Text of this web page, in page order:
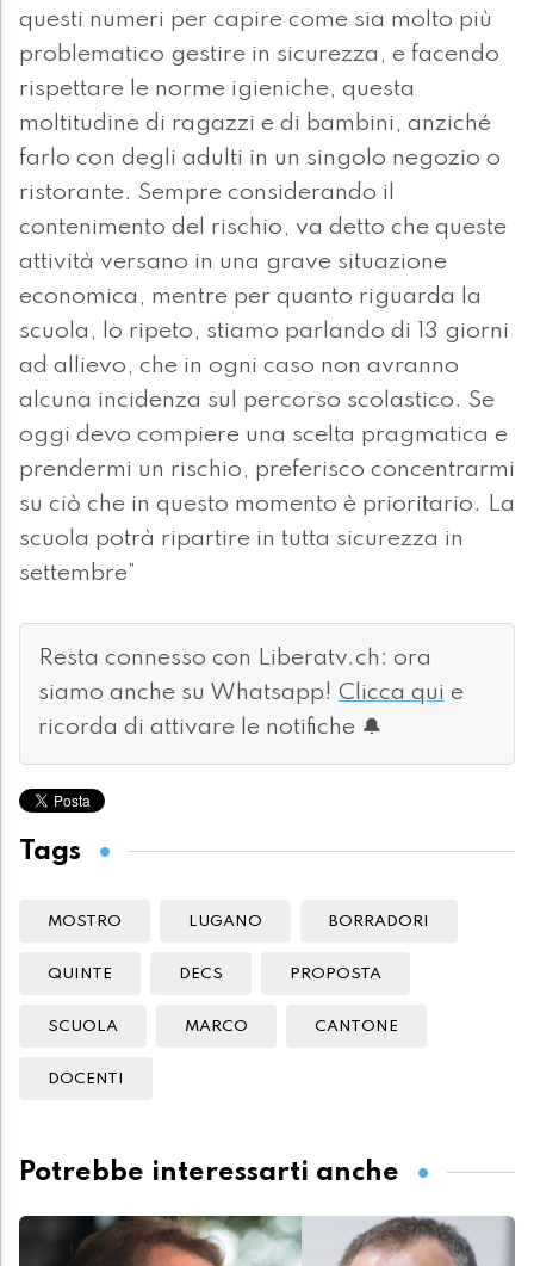
questi numeri per capire come sia molto più
problematico gestire in sicurezza, e facendo
rispettare le norme igieniche, questa
moltitudine di ragazzi e di bambini, anziché
farlo con degli adulti in un singolo negozio o
ristorante. Sempre considerando il
contenimento del rischio, va detto che queste
attività versano in una grave situazione
economica, mentre per quanto riguarda la
scuola, lo ripeto, stiamo parlando di 13 giorni
ad allievo, che in ogni caso non avranno
alcuna incidenza sul percorso scolastico. Se
oggi devo compiere una scelta pragmatica e
prendermi un rischio, preferisco concentrarmi
su ciò che in questo momento è prioritario. La
scuola potrà ripartire in tutta sicurezza in
settembre”
Resta connesso con Liberatv.ch: ora
siamo anche su Whatsapp! Clicca qui e
ricorda di attivare le notifiche 🔔
Tags
MOSTRO LUGANO BORRADORI
QUINTE DECS PROPOSTA
SCUOLA MARCO CANTONE
DOCENTI
Potrebbe interessarti anche